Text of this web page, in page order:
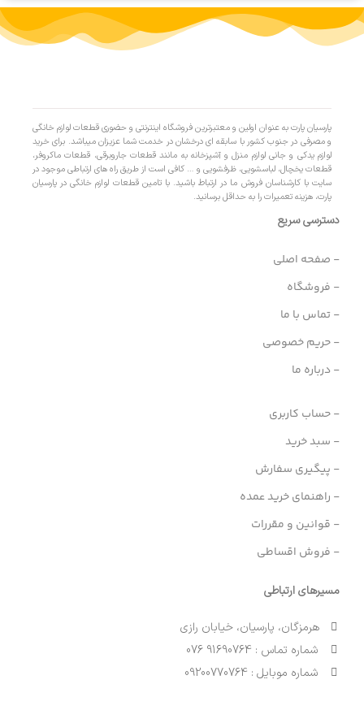
پارسیان پارت به عنوان اولین و معتبرترین فروشگاه اینترنتی و حضوری قطعات لوازم خانگی
و مصرفی در جنوب کشور با سابقه ای درخشان در خدمت شما عزیزان میباشد. برای خرید
لوازم یدکی و جانی لوازم منزل و آشپزخانه به مانند قطعات جاروبرقی، قطعات ماکروفر،
قطعات یخچال، لباسشویی، ظرفشویی و … کافی است از طریق راه های ارتباطی موجود در
سایت با کارشناسان فروش ما در ارتباط باشید. با تامین قطعات لوازم خانگی در پارسیان
پارت، هزینه تعمیرات را به حداقل برسانید.
دسترسی سریع
- صفحه اصلی
- فروشگاه
- تماس با ما
- حریم خصوصی
- درباره ما
- حساب کاربری
- سبد خرید
- پیگیری سفارش
- راهنمای خرید عمده
- قوانین و مقررات
- فروش اقساطی
مسیرهای ارتباطی
هرمزگان، پارسیان، خیابان رازی
شماره تماس : 91690764 076
شماره موبایل : 09200770764